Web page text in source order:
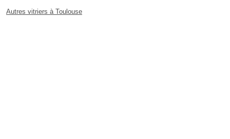
Autres vitriers à Toulouse